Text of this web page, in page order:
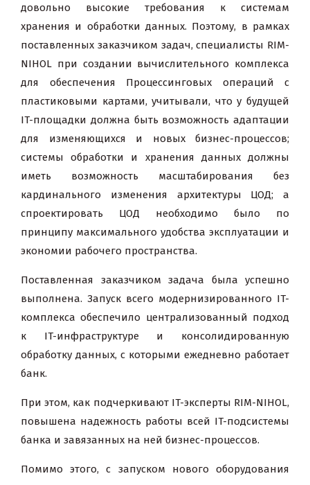
довольно высокие требования к системам
хранения и обработки данных. Поэтому, в рамках
поставленных заказчиком задач, специалисты RIM-
NIHOL при создании вычислительного комплекса
для обеспечения Процессинговых операций с
пластиковыми картами, учитывали, что у будущей
IT-площадки должна быть возможность адаптации
для изменяющихся и новых бизнес-процессов;
системы обработки и хранения данных должны
иметь возможность масштабирования без
кардинального изменения архитектуры ЦОД; а
спроектировать ЦОД необходимо было по
принципу максимального удобства эксплуатации и
экономии рабочего пространства.
Поставленная заказчиком задача была успешно
выполнена. Запуск всего модернизированного IT-
комплекса обеспечило централизованный подход
к IT-инфраструктуре и консолидированную
обработку данных, с которыми ежедневно работает
банк.
При этом, как подчеркивают IT-эксперты RIM-NIHOL,
повышена надежность работы всей IT-подсистемы
банка и завязанных на ней бизнес-процессов.
Помимо этого, с запуском нового оборудования